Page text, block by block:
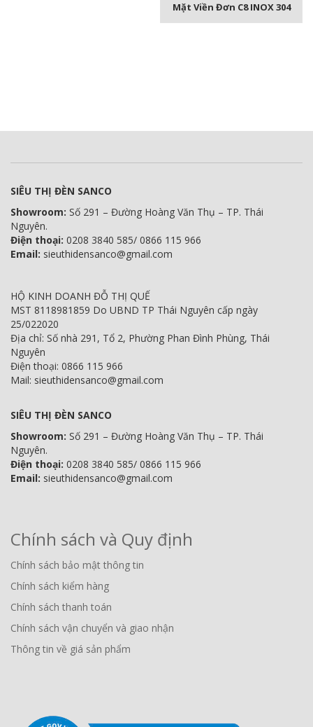
Mặt Viền Đơn C8 INOX 304
SIÊU THỊ ĐÈN SANCO
Showroom: Số 291 – Đường Hoàng Văn Thụ – TP. Thái
Nguyên.
Điện thoại: 0208 3840 585/ 0866 115 966
Email: sieuthidensanco@gmail.com
HỘ KINH DOANH ĐỖ THỊ QUẾ
MST 8118981859 Do UBND TP Thái Nguyên cấp ngày
25/022020
Địa chỉ: Số nhà 291, Tổ 2, Phường Phan Đình Phùng, Thái
Nguyên
Điện thoại: 0866 115 966
Mail: sieuthidensanco@gmail.com
SIÊU THỊ ĐÈN SANCO
Showroom: Số 291 – Đường Hoàng Văn Thụ – TP. Thái
Nguyên.
Điện thoại: 0208 3840 585/ 0866 115 966
Email: sieuthidensanco@gmail.com
Chính sách và Quy định
Chính sách bảo mật thông tin
Chính sách kiểm hàng
Chính sách thanh toán
Chính sách vận chuyển và giao nhận
Thông tin về giá sản phẩm